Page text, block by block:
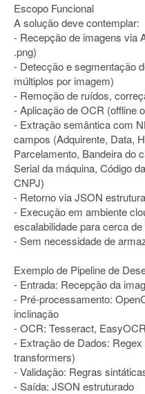
Escopo Funcional
A solução deve contemplar:
- Recepção de imagens via
.png)
- Detecção e segmentação
múltiplos por imagem)
- Remoção de ruídos,
- Aplicação de OCR (offline
- Extração semântica com
campos (Adquirente, Data,
Parcelamento, Bandeira do
Serial da máquina, Código
CNPJ)
- Retorno via JSON
- Execução em ambiente
escalabilidade para cerca
- Sem necessidade de
Exemplo de Pipeline de
- Entrada: Recepção da
- Pré-processamento:
inclinação
- OCR: Tesseract,
- Extração de Dados:
transformers)
- Validação: Regras
- Saída: JSON estruturado